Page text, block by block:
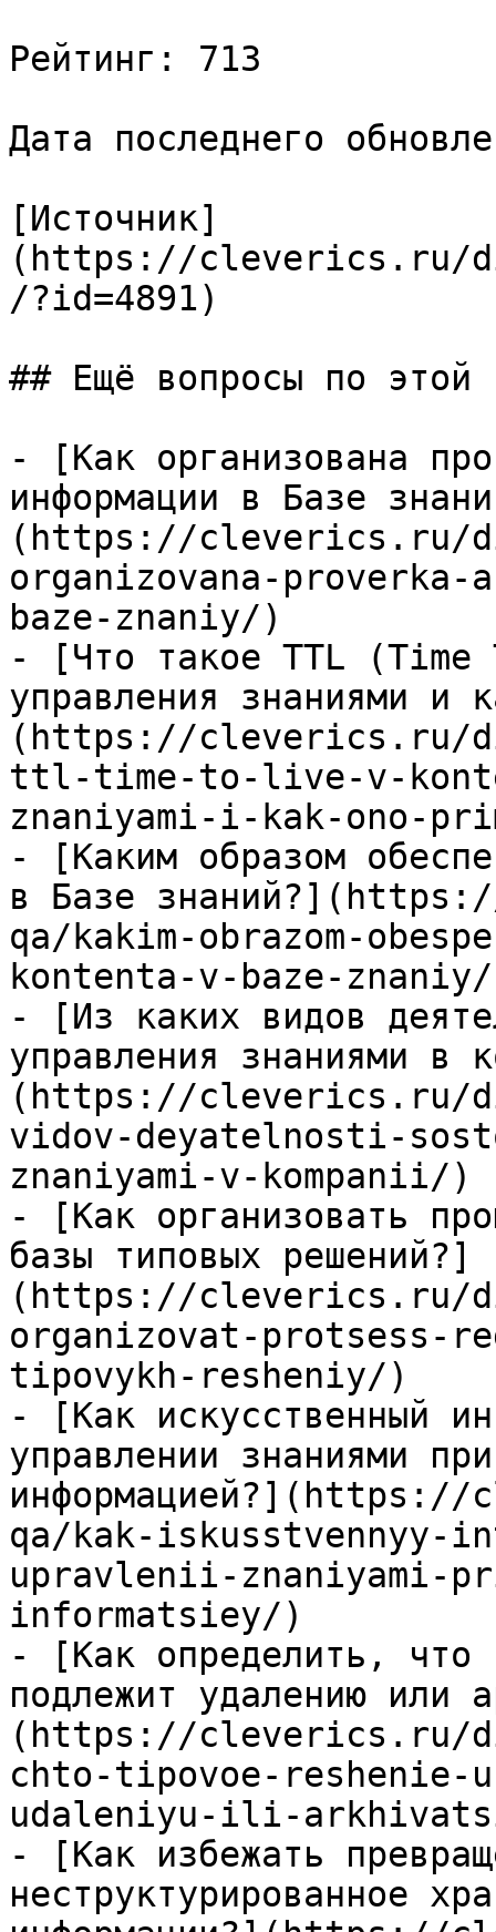
Рейтинг: 713
Дата последнего
[Источник]
(https://cleverics.ru/
/?id=4891)
## Ещё вопросы по этой
- [Как организована
информации в Базе
(https://cleverics.ru/
organizovana-
baze-znaniy/)
- [Что такое TTL (Time
управления знаниями и
(https://cleverics.ru/
ttl-time-to-live-v-
znaniyami-i-kak-ono-
- [Каким образом
в Базе
qa/kakim-obrazom-
kontenta-v-baze-
- [Из каких видов
управления знаниями в
(https://cleverics.ru/
vidov-deyatelnosti-
znaniyami-v-kompanii/)
- [Как организовать
базы типовых решений?]
(https://cleverics.ru/
organizovat-protsess-
tipovykh-resheniy/)
- [Как искусственный
управлении знаниями
qa/kak-iskusstvennyy-
upravlenii-znaniyami-
informatsiey/)
- [Как определить, что
подлежит удалению или
(https://cleverics.ru/
chto-tipovoe-
udaleniyu-ili-
- [Как избежать
неструктурированное